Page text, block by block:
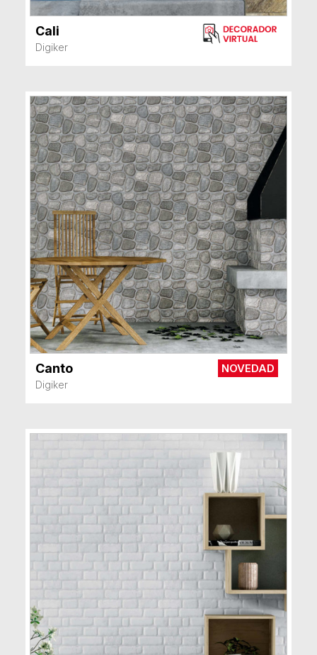
Cali
Digiker
Canto
Digiker
NOVEDAD